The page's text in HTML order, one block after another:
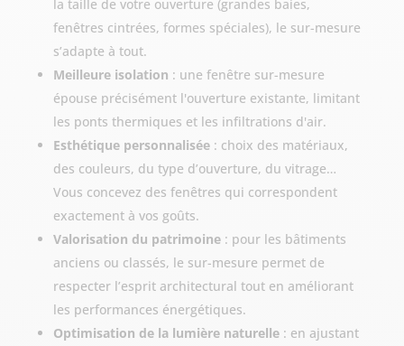
la taille de votre ouverture (grandes baies,
fenêtres cintrées, formes spéciales), le sur-mesure
s’adapte à tout.
Meilleure isolation : une fenêtre sur-mesure
épouse précisément l'ouverture existante, limitant
les ponts thermiques et les infiltrations d'air.
Esthétique personnalisée: choix des matériaux,
des couleurs, du type d’ouverture, du vitrage…
Vous concevez des fenêtres qui correspondent
exactement à vos goûts.
Valorisation du patrimoine: pour les bâtiments
anciens ou classés, le sur-mesure permet de
respecter l’esprit architectural tout en améliorant
les performances énergétiques.
Optimisation de la lumière naturelle: en ajustant